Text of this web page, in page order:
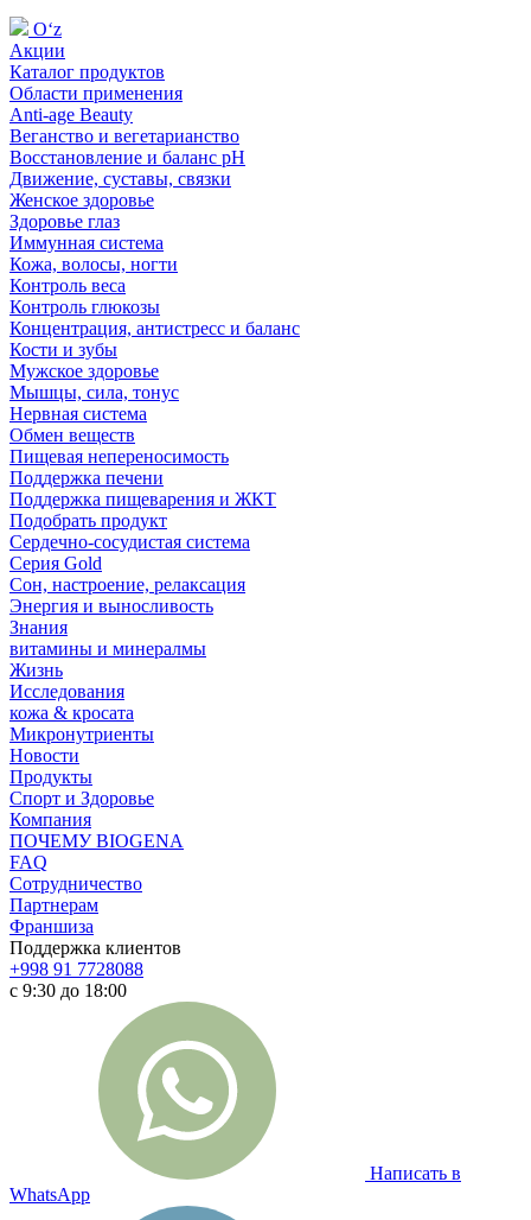
Oʻz
Акции
Каталог продуктов
Области применения
Anti-age Beauty
Веганство и вегетарианство
Восстановление и баланс pH
Движение, суставы, связки
Женское здоровье
Здоровье глаз
Иммунная система
Кожа, волосы, ногти
Контроль веса
Контроль глюкозы
Концентрация, антистресс и баланс
Кости и зубы
Мужское здоровье
Мышцы, сила, тонус
Нервная система
Обмен веществ
Пищевая непереносимость
Поддержка печени
Поддержка пищеварения и ЖКТ
Подобрать продукт
Сердечно-сосудистая система
Серия Gold
Сон, настроение, релаксация
Энергия и выносливость
Знания
витамины и минералмы
Жизнь
Исследования
кожа & кросата
Микронутриенты
Новости
Продукты
Спорт и Здоровье
Компания
ПОЧЕМУ BIOGENA
FAQ
Сотрудничество
Партнерам
Франшиза
Поддержка клиентов
+998 91 7728088
с 9:30 до 18:00
Написать в
WhatsApp